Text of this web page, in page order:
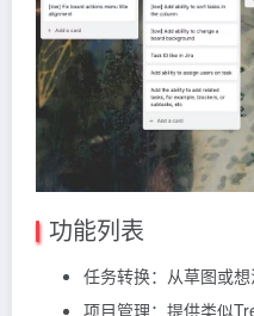
功能列表
任务转换：从草图或
项目管理：提供类似